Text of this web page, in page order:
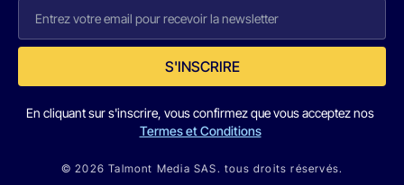
S'INSCRIRE
En cliquant sur s'inscrire, vous confirmez que vous acceptez nos
Termes et Conditions
© 2026 Talmont Media SAS. tous droits réservés.